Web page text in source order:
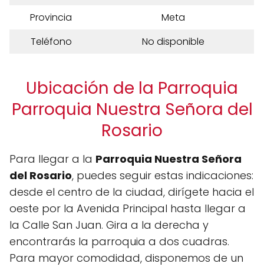
Provincia
Meta
Teléfono
No disponible
Ubicación de la Parroquia
Parroquia Nuestra Señora del
Rosario
Para llegar a la Parroquia Nuestra Señora
del Rosario, puedes seguir estas indicaciones:
desde el centro de la ciudad, dirígete hacia el
oeste por la Avenida Principal hasta llegar a
la Calle San Juan. Gira a la derecha y
encontrarás la parroquia a dos cuadras.
Para mayor comodidad, disponemos de un